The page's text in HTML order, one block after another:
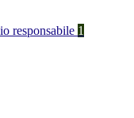
responsabile 1